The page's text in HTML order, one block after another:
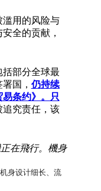
用的风险与
全的贡献，
部分全球最
国， 仍持续
条约》。只
追究责任，该
身设计细长、流